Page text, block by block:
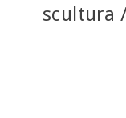
scultura